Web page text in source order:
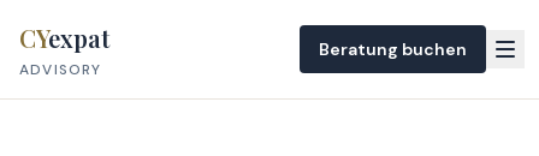
CYexpat
ADVISORY
Beratung buchen